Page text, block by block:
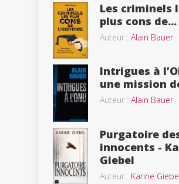
Les criminels
plus cons de...
Auteur : Alain Bauer
Intrigues à
une mission
Auteur : Alain Bauer
Purgatoire
innocents -
Giebel
Auteur : Karine